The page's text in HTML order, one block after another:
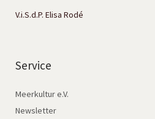
V.i.S.d.P. Elisa Rodé
Service
Meerkultur e.V.
Newsletter